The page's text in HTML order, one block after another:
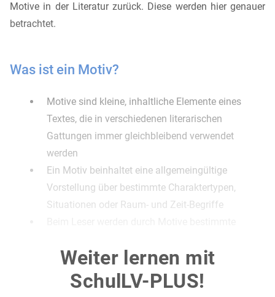
Motive in der Literatur zurück. Diese werden hier genauer
betrachtet.
Was ist ein Motiv?
Motive sind kleine, inhaltliche Elemente eines
Textes, die in verschiedenen literarischen
Gattungen immer gleichbleibend verwendet
werden
Ein Motiv beinhaltet eine allgemeingültige
Vorstellung über bestimmte Charaktertypen,
Situationen oder Raum- und Zeit-Begriffe
diese explizit erwähnen muss
Sie veranschaulichen Situationen oder
versinnbildlichen Sachverhalte
Weiter lernen mit
SchulLV-PLUS!